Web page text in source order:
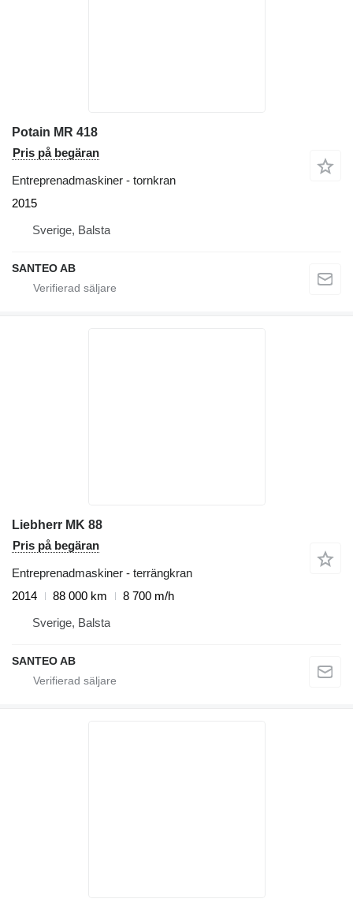
Potain MR 418
Pris på begäran
Entreprenadmaskiner - tornkran
2015
Sverige, Balsta
SANTEO AB
Liebherr MK 88
Pris på begäran
Entreprenadmaskiner - terrängkran
2014
88 000 km
8 700 m/h
Sverige, Balsta
SANTEO AB